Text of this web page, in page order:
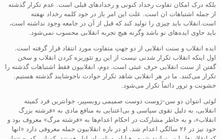
بلکه درک امکان تفاوت رخداد کنونی و رخدادهای قبلی است. عدم تکرار گذشته
از جمله اشتباهات ان است. علت این امر باز در خود کلمه رخداد نهفته
است.انقلاب باید چیزی را تولید کند که قبل از آن در جامعه وجود نداشته است،
باید حاوی ایده‌های نو باشد وگرنه هیچ تجربه انقلابی محسوب نمی‌شود.
ایده انقلاب و سنت انقلابی از دو جهتِ متفاوت مورد انتقاد قرار گرفته است.
اول اینکه انقلاب تکرار شدنی نیست از این رو تئوریزه کردن انقلاب و سخن
گفتن از سنت انقلابی حرف عبثی است. دوم، انقلابیون فقط اشتباهات گذشته را
تکرار می‌کنند. ما در هر انقلابی شاهد تکرار حوادث ناخوشایند گذشته هستیم.
خشونت‌ و ترور دائماً تکرار می‌شود.
لوئی انتوان دو سن-ژوست دوست صمیمی روبسپیر، جوانترین فرد کمیته
انقلابی، به دلیل تقوی سیاسی‌ و بی‌اعتنایی به منافع مادی به «فرشته بزرگ
انقلاب»، و به خاطر مشارکت در احکام اعدام‌ها به «فرشته مرگ» معروف بود و
خود نیز در ۲۶ سالگی اعدام شد. او در باره انقلابیون جمله معروفی دارد «انها